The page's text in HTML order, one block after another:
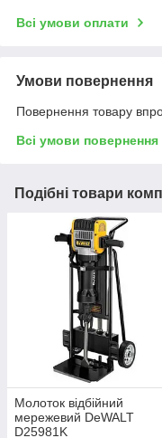
Всі умови оплати
Умови повернення
Повернення товару
Всі умови повернення
Подібні товари
Молоток відбійний
мережевий DeWALT
D25981K